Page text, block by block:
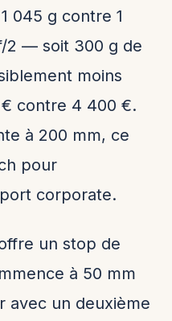
045 g contre 1
2 — soit 300 g de
moins
contre 4 400 €.
à 200 mm, ce
pour
corporate.
un stop de
à 50 mm
avec un deuxième